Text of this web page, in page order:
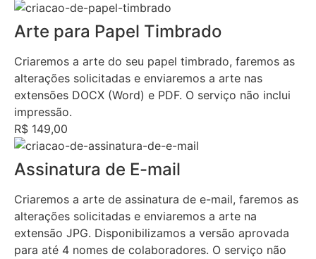
Arte para Papel Timbrado
Criaremos a arte do seu papel timbrado, faremos as
alterações solicitadas e enviaremos a arte nas
extensões DOCX (Word) e PDF. O serviço não inclui
impressão.
R$ 149,00
Assinatura de E-mail
Criaremos a arte de assinatura de e-mail, faremos as
alterações solicitadas e enviaremos a arte na
extensão JPG. Disponibilizamos a versão aprovada
para até 4 nomes de colaboradores. O serviço não